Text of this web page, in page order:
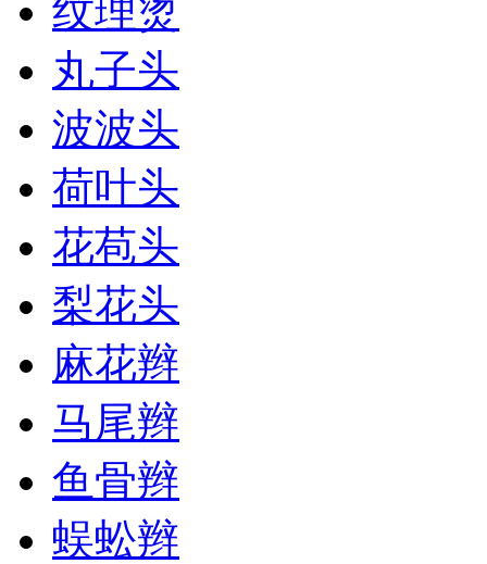
纹理烫
丸子头
波波头
荷叶头
花苞头
梨花头
麻花辫
马尾辫
鱼骨辫
蜈蚣辫